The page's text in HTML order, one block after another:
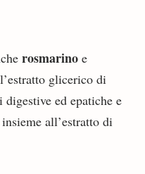
rosmarino e
glicerico di
ed epatiche e
all’estratto di